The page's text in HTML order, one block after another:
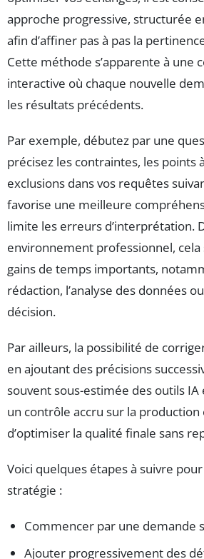
approche progressive, structurée
afin d’affiner pas à pas la
Cette méthode s’apparente à une
interactive où chaque nouvelle
les résultats précédents.
Par exemple, débutez par une
précisez les contraintes, les points
exclusions dans vos requêtes
favorise une meilleure
limite les erreurs d’interprétation.
environnement professionnel,
gains de temps importants,
rédaction, l’analyse des données
décision.
Par ailleurs, la possibilité de
en ajoutant des précisions
souvent sous-estimée des outils IA
un contrôle accru sur la
d’optimiser la qualité finale sans
Voici quelques étapes à suivre
stratégie :
Commencer par une demande
Ajouter progressivement des